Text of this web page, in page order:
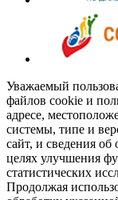
Уважаемый
файлов cookie и
адресе,
системы, типе и
сайт, и сведения об
целях улучшения
статистических
Продолжая